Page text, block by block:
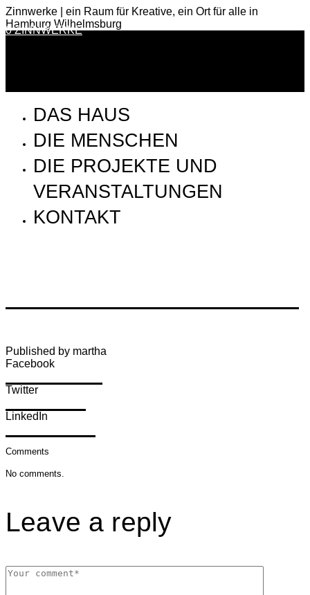
Zinnwerke | ein Raum für Kreative, ein Ort für alle in
Hamburg Wilhelmsburg
0 ZINNWERKE
DAS HAUS
DIE MENSCHEN
DIE PROJEKTE UND
VERANSTALTUNGEN
KONTAKT
Published by martha
Facebook
Twitter
LinkedIn
Comments
No comments.
Leave a reply